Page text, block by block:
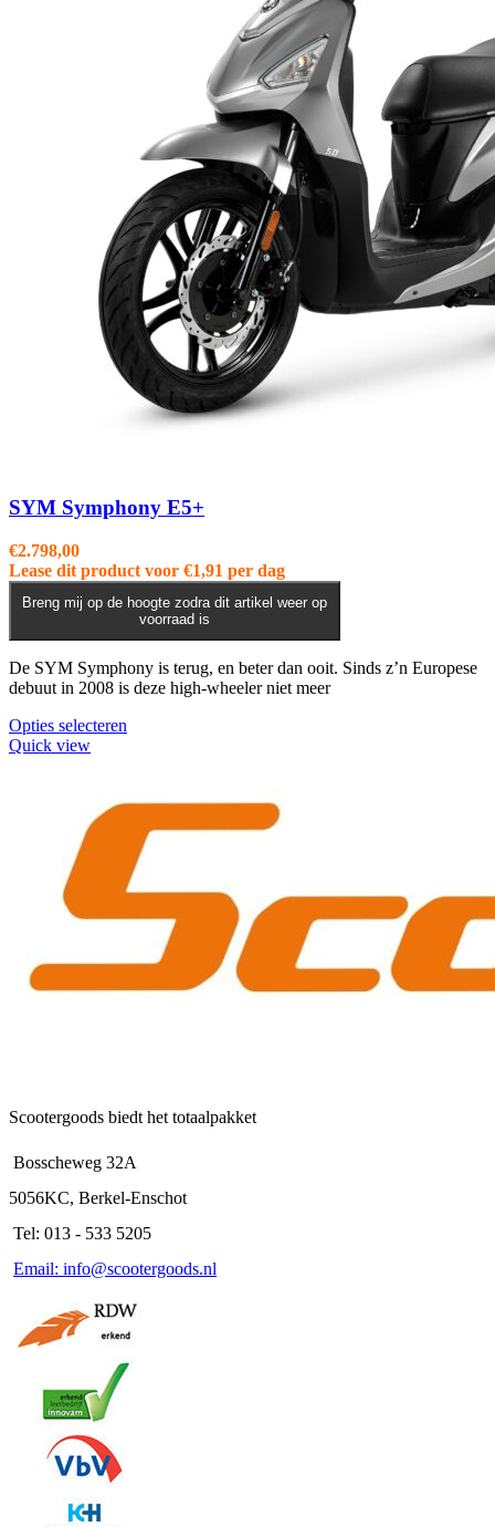
SYM Symphony E5+
€2.798,00
Lease dit product voor €1,91 per dag
Breng mij op de hoogte zodra dit artikel weer op
voorraad is
De SYM Symphony is terug, en beter dan ooit. Sinds z’n Europese
debuut in 2008 is deze high-wheeler niet meer
Opties selecteren
variaties.
Deze
optie
kan
gekozen
op
productpagina
Quick view
Scootergoods biedt het totaalpakket
Bosscheweg 32A
5056KC, Berkel-Enschot
Tel: 013 - 533 5205
Email: info@scootergoods.nl